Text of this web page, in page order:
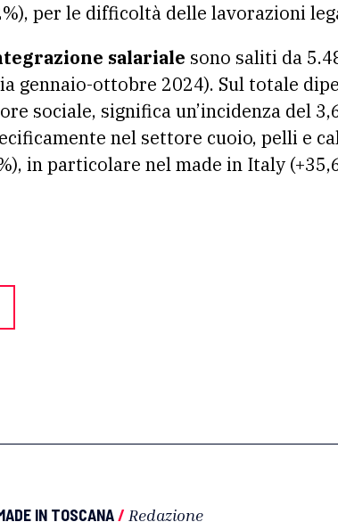
per le difficoltà delle lavorazioni
salariale sono saliti da
gennaio-ottobre 2024). Sul totale
sociale, significa un’incidenza del
nel settore cuoio, pelli e
in particolare nel made in Italy
IN TOSCANA/ Redazione